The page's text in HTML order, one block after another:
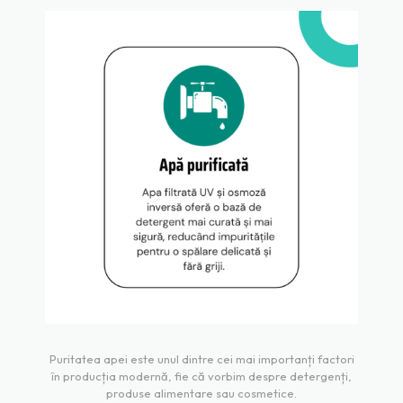
Puritatea apei este unul dintre cei mai importanți factori
în producția modernă, fie că vorbim despre detergenți,
produse alimentare sau cosmetice.